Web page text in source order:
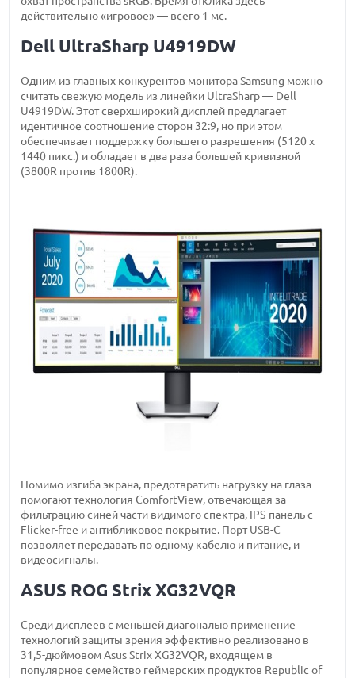
действительно «игровое» — всего 1 мс.
Dell UltraSharp U4919DW
Одним из главных конкурентов монитора Samsung можно
считать свежую модель из линейки UltraSharp — Dell
U4919DW. Этот сверхширокий дисплей предлагает
идентичное соотношение сторон 32:9, но при этом
обеспечивает поддержку большего разрешения (5120 x
1440 пикс.) и обладает в два раза большей кривизной
(3800R против 1800R).
Помимо изгиба экрана, предотвратить нагрузку на глаза
помогают технология ComfortView, отвечающая за
фильтрацию синей части видимого спектра, IPS-панель с
Flicker-free и антибликовое покрытие. Порт USB-C
позволяет передавать по одному кабелю и питание, и
видеосигналы.
ASUS ROG Strix XG32VQR
Среди дисплеев с меньшей диагональю применение
технологий защиты зрения эффективно реализовано в
31,5-дюймовом Asus Strix XG32VQR, входящем в
популярное семейство геймерских продуктов Republic of